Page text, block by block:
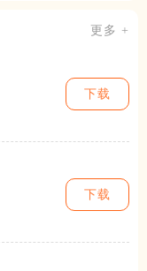
更多 +
下载
下载